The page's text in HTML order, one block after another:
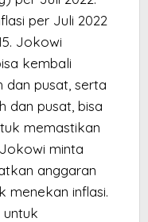
per Juli 2022
Jokowi
kembali
pusat, serta
dan pusat, bisa
memastikan
minta
anggaran
menekan inflasi.